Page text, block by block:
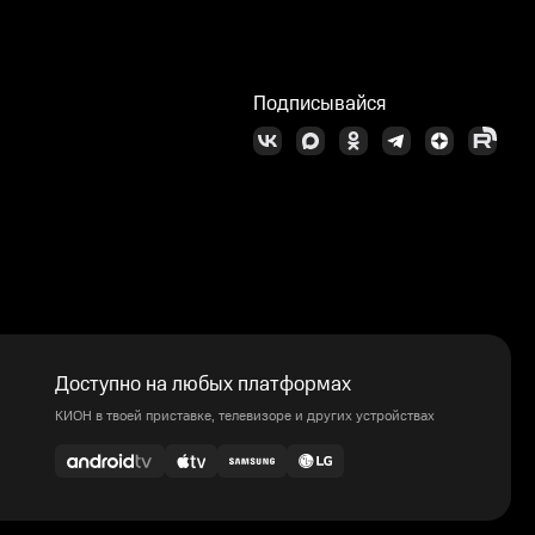
Подписывайся
Доступно на любых платформах
КИОН в твоей приставке, телевизоре и других устройствах